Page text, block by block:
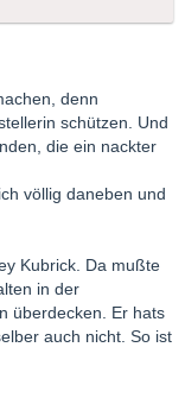
denn
schützen. Und
die ein nackter
völlig daneben und
Kubrick. Da mußte
in der
überdecken. Er hats
auch nicht. So ist